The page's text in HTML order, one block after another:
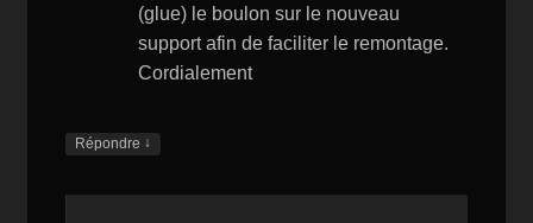
(glue) le boulon sur le nouveau
support afin de faciliter le remontage.
Cordialement
Répondre ↓